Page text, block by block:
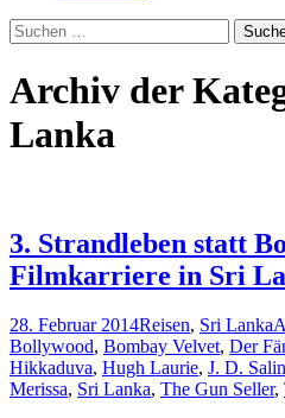
Suchen
nach:
Archiv der
Lanka
3. Strandleben statt
Filmkarriere in Sri
28. Februar 2014Reisen, Sri Lanka
Bollywood, Bombay Velvet, Der
Hikkaduva, Hugh Laurie, J. D.
Merissa, Sri Lanka, The Gun Seller,